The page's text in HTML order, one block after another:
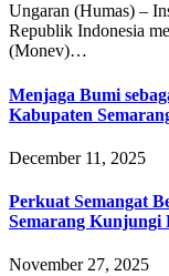
Ungaran (Humas) –
Republik Indonesia
(Monev)…
Menjaga Bumi
Kabupaten
December 11, 2025
Perkuat Semangat
Semarang Kunjungi
November 27, 2025